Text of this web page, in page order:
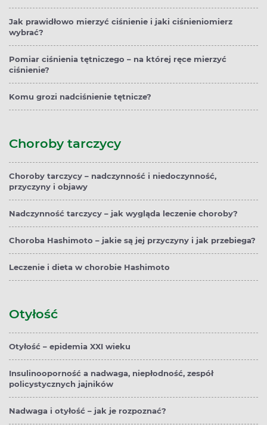
Jak prawidłowo mierzyć ciśnienie i jaki ciśnieniomierz
wybrać?
Pomiar ciśnienia tętniczego – na której ręce mierzyć
ciśnienie?
Komu grozi nadciśnienie tętnicze?
Choroby tarczycy
Choroby tarczycy – nadczynność i niedoczynność,
przyczyny i objawy
Nadczynność tarczycy – jak wygląda leczenie choroby?
Choroba Hashimoto – jakie są jej przyczyny i jak przebiega?
Leczenie i dieta w chorobie Hashimoto
Otyłość
Otyłość – epidemia XXI wieku
Insulinooporność a nadwaga, niepłodność, zespół
policystycznych jajników
Nadwaga i otyłość – jak je rozpoznać?